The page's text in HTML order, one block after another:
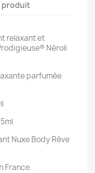
produit
relaxant et
Néroli
parfumée
Nuxe Body Rêve
France.